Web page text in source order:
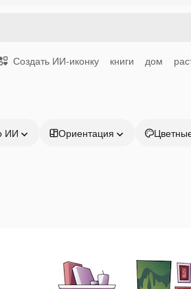
Создать ИИ-иконку книги дом
ИИ Ориентация